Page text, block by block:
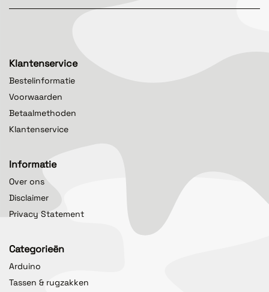
Klantenservice
Bestelinformatie
Voorwaarden
Betaalmethoden
Klantenservice
Informatie
Over ons
Disclaimer
Privacy Statement
Categorieën
Arduino
Tassen & rugzakken